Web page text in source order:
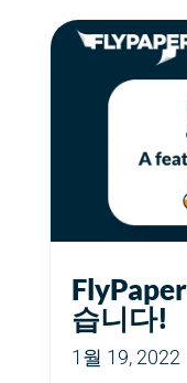
습니다!
1월 19, 2022